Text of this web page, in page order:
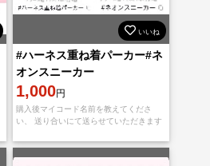
いいね
#ハーネス重ね着パーカー#ネ
オンスニーカー
1,000円
購入後マイコード名前を教えてくださ
い、 送り合いにて送らせていただきます